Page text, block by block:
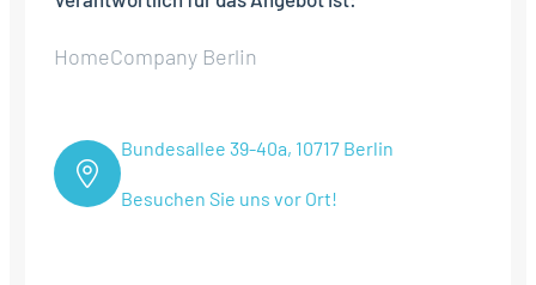
HomeCompany Berlin
Bundesallee 39-40a, 10717 Berlin
Besuchen Sie uns vor Ort!